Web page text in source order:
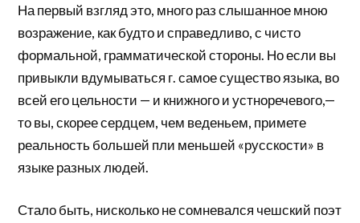
На первый взгляд это, много раз слышанное мною
возражение, как будто и справедливо, с чисто
формальной, грамматической стороны. Но если вы
привыкли вдумываться г. самое существо языка, во
всей его цельности — и книжного и устноречевого,—
то вы, скорее сердцем, чем веденьем, примете
реальность большей пли меньшей «русскости» в
языке разных людей.
Стало быть, нисколько не сомневался чешский поэт